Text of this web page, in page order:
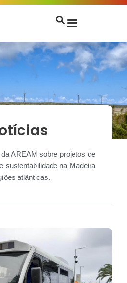
AREAM sobre projetos de
sustentabilidade na Madeira
atlânticas.